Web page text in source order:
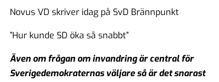
Novus VD skriver idag på SvD Brännpunkt
”Hur kunde SD öka så snabbt”
Även om frågan om invandring är central för
Sverigedemokraternas väljare så är det snarast